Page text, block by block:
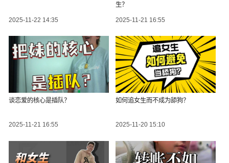
2025-11-22 14:35
生？
2025-11-21 16:55
谈恋爱的核心是插队？
2025-11-21 16:55
如何追女生而不成为舔狗？
2025-11-20 15:10